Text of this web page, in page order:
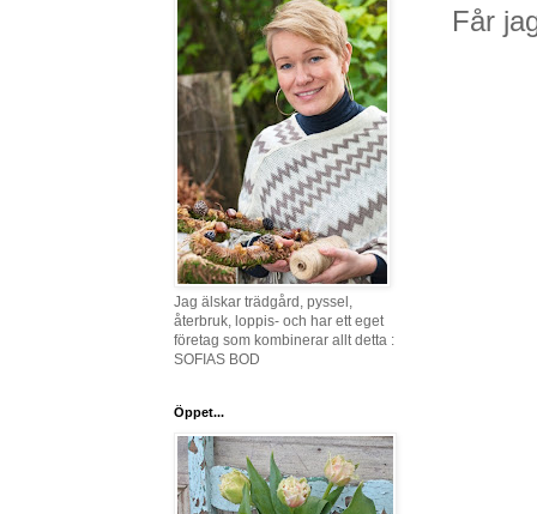
Får
Jag älskar trädgård, pyssel,
återbruk, loppis- och har ett eget
företag som kombinerar allt detta :
SOFIAS BOD
Öppet...